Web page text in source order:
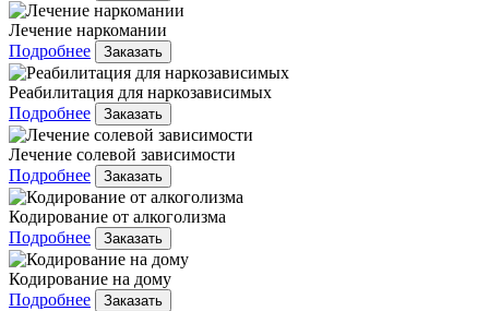
Лечение наркомании
Подробнее
Заказать
Реабилитация для наркозависимых
Подробнее
Заказать
Лечение солевой зависимости
Подробнее
Заказать
Кодирование от алкоголизма
Подробнее
Заказать
Кодирование на дому
Подробнее
Заказать